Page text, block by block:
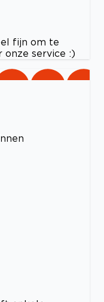
fijn om te
onze service :)